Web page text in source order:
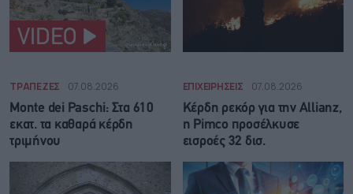
VIDEO
ΤΡΑΠΕΖΕΣ 07.08.2026
Monte dei Paschi: Στα 610
εκατ. τα καθαρά κέρδη
τριμήνου
ΕΠΙΧΕΙΡΗΣΕΙΣ 07.08.2026
Κέρδη ρεκόρ για την Allianz,
η Pimco προσέλκυσε
εισροές 32 δισ.